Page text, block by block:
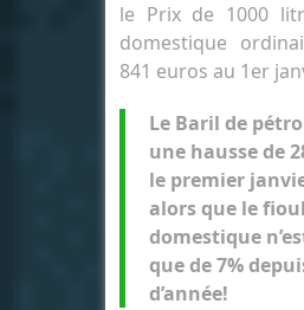
le Prix de 1000
domestique
841 euros au 1er
Le Baril de
une hausse de
le premier
alors que le fioul
domestique
que de 7%
d’année!